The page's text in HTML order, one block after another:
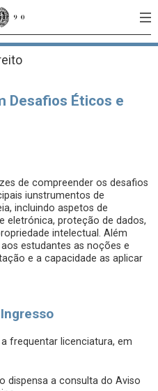
Desafios Éticos e
de compreender os desafios
iunstrumentos de
incluindo aspetos de
eletrónica, proteção de dados,
intelectual. Além
estudantes as noções e
e a capacidade as aplicar
frequentar licenciatura, em
dispensa a consulta do Aviso